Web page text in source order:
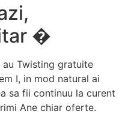
�
Twisting gratuite
I, in mod natural ai
sa fii continuu la curent
Ane chiar oferte.